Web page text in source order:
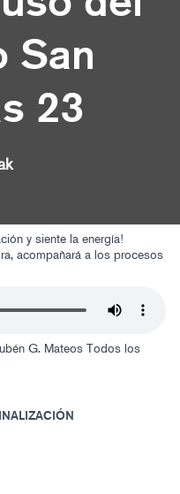
San
23
y siente la energía!
acompañará a los procesos
G. Mateos Todos los